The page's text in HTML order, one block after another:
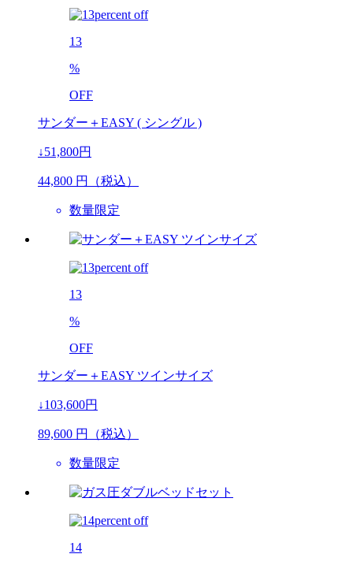
13
%
OFF
サンダー＋EASY ( シングル )
↓51,800円
44,800 円（税込）
数量限定
13
%
OFF
サンダー＋EASY ツインサイズ
↓103,600円
89,600 円（税込）
数量限定
14